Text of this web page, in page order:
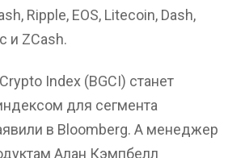
Ripple, EOS, Litecoin, Dash,
и ZCash.
Index (BGCI) станет
для сегмента
в Bloomberg. А менеджер
Алан Кэмпбелл